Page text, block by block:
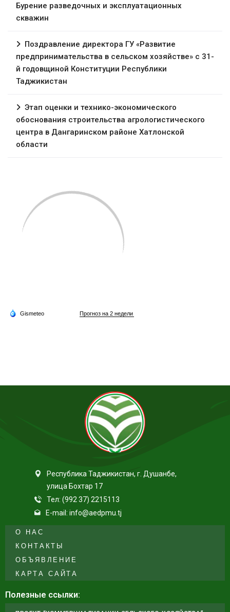
Бурение разведочных и эксплуатационных
скважин
Поздравление директора ГУ «Развитие
предпринимательства в сельском хозяйстве» с 31-
й годовщиной Конституции Республики
Таджикистан
Этап оценки и технико-экономического
обоснования строительства агрологистического
центра в Дангаринском районе Хатлонской
области
Республика Таджикистан, г. Душанбе,
улица Бохтар 17
Тел: (992 37) 2215113
E-mail: info@aedpmu.tj
О НАС
КОНТАКТЫ
ОБЪЯВЛЕНИЕ
КАРТА САЙТА
Полезные ссылки: